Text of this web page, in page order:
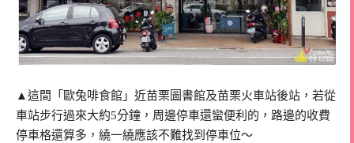
▲這間「歐兔啡食館」近苗栗圖書館及苗栗火車站後站，若從
車站步行過來大約5分鐘，周邊停車還蠻便利的，路邊的收費
停車格還算多，繞一繞應該不難找到停車位～